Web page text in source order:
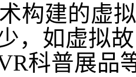
构建的虚
，如虚拟
科普展品